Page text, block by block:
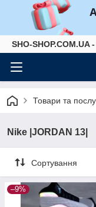
SHO-
Товари та
Nike |JORDAN 13|
Сортування
–9%